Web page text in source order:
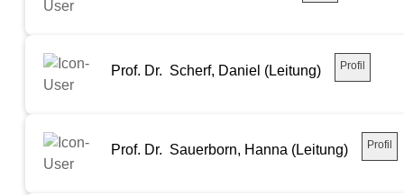
Prof. Dr. Scherf, Daniel (Leitung) Profil
Prof. Dr. Sauerborn, Hanna (Leitung) Profil